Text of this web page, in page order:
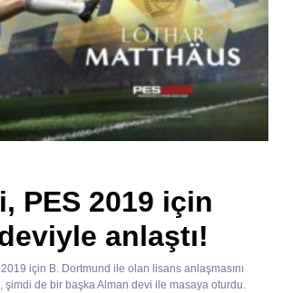
PES 2019 için
anlaştı!
için B. Dortmund ile olan lisans anlaşmasını
şimdi de bir başka Alman devi ile masaya oturdu.